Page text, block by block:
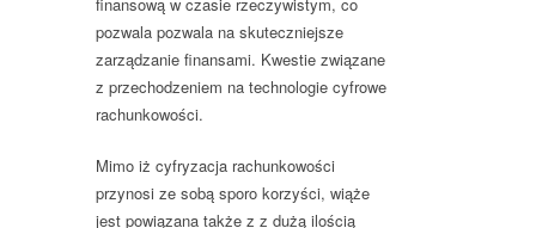
pozwala pozwala na skuteczniejsze
zarządzanie finansami. Kwestie związane
z przechodzeniem na technologie cyfrowe
rachunkowości.
Mimo iż cyfryzacja rachunkowości
przynosi ze sobą sporo korzyści, wiąże
jest powiązana także z z dużą ilością